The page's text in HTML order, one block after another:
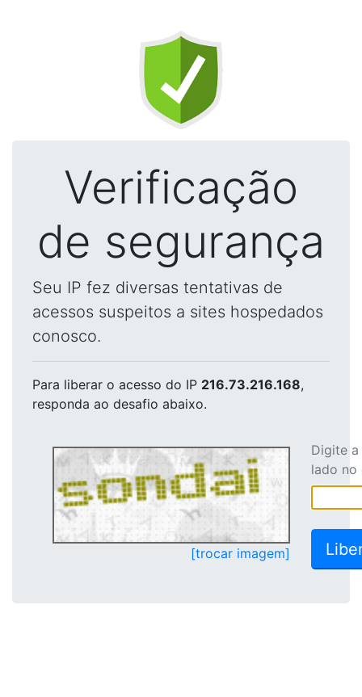
Verificação
de segurança
Seu IP fez diversas tentativas de
acessos suspeitos a sites hospedados
conosco.
Para liberar o acesso do IP 216.73.216.168,
responda ao desafio abaixo.
[trocar imagem]
Digite
lado no